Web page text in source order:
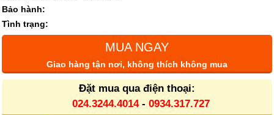
Bảo hành:
Tình trạng:
MUA NGAY
Giao hàng tận nơi, không thích không mua
Đặt mua qua điện thoại:
024.3244.4014- 0934.317.727